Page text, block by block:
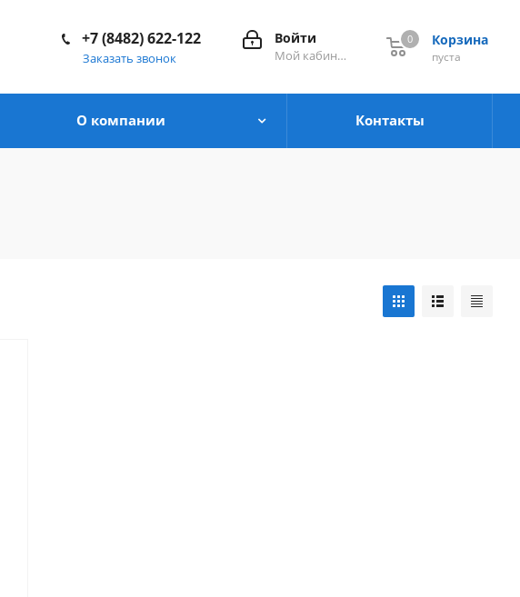
Корзина
0
пуста
0
Войти
Мой кабинет
+7 (8482) 622-122
Заказать звонок
О компании Контакты